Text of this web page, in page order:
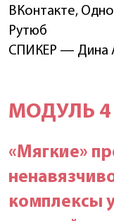
ВКонтакте,
Рутюб
СПИКЕР — Дина
МОДУЛЬ 4
«Мягкие»
комплексы